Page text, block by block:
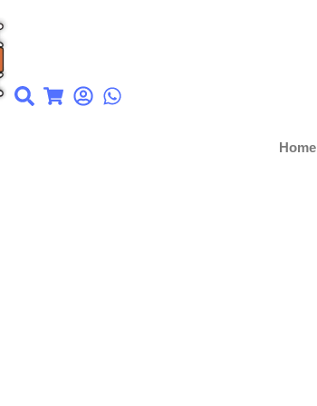
Home